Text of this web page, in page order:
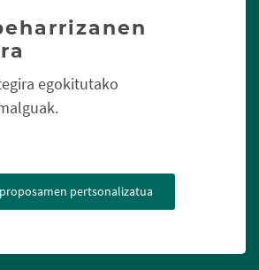
egokitutako
pertsonalizatua